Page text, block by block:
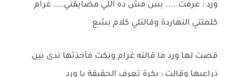
ورد : عرفت..... بس مش ده اللي مضايقني.... غرام
كلمتني النهاردة وقالتلي كلام بشع
قصت لها ورد ما قالته غرام وبكت فأخذتها ندى بين
ذراعيها وقالت : بكرة تعرف الحقيقة يا ورد